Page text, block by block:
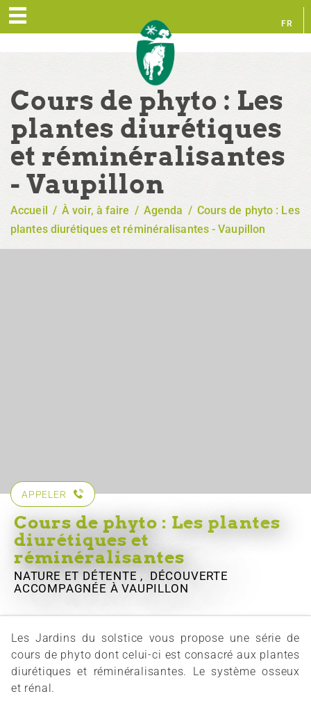
FR
Cours de phyto : Les
plantes diurétiques
et réminéralisantes
- Vaupillon
Accueil / À voir, à faire / Agenda / Cours de phyto : Les
plantes diurétiques et réminéralisantes - Vaupillon
APPELER
Cours de phyto : Les plantes
diurétiques et
réminéralisantes
NATURE ET DÉTENTE , DÉCOUVERTE
ACCOMPAGNÉE À VAUPILLON
Les Jardins du solstice vous propose une série de
cours de phyto dont celui-ci est consacré aux plantes
diurétiques et réminéralisantes. Le système osseux
et rénal.